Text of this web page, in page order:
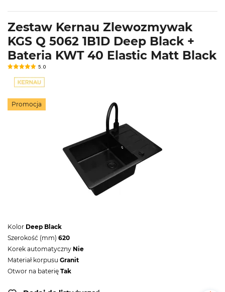
Zestaw Kernau Zlewozmywak
KGS Q 5062 1B1D Deep Black +
Bateria KWT 40 Elastic Matt Black
5.0
Promocja
Kolor Deep Black
Szerokość (mm) 620
Korek automatyczny Nie
Materiał korpusu Granit
Otwor na baterię Tak